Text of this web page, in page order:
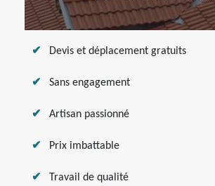
Devis et déplacement gratuits
Sans engagement
Artisan passionné
Prix imbattable
Travail de qualité